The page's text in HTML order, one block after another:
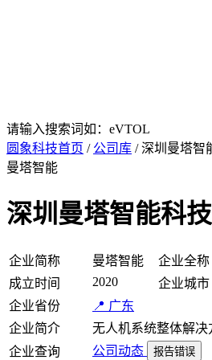
请输入搜索词如：eVTOL
圆象科技首页 / 公司库 / 深圳曼塔智
曼塔智能
深圳曼塔智能科
企业简称 曼塔智能 企业全称
成立时间
2020 企业城市
企业省份
📍 广东
企业简介
无人机系统整体解决
企业查询
公司动态 报告错误